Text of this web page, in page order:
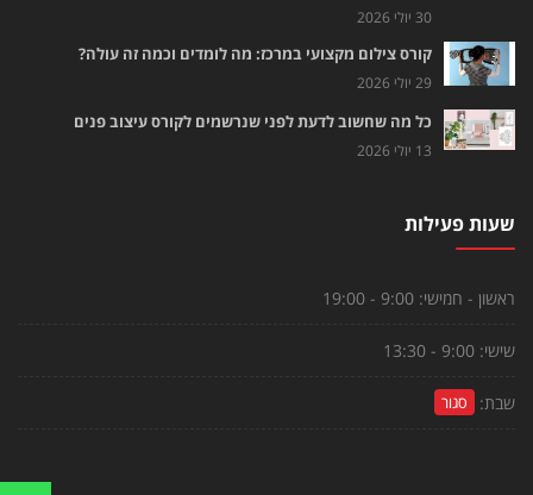
30 יולי 2026
קורס צילום מקצועי במרכז: מה לומדים וכמה זה עולה?
29 יולי 2026
כל מה שחשוב לדעת לפני שנרשמים לקורס עיצוב פנים
13 יולי 2026
שעות פעילות
ראשון - חמישי: 9:00 - 19:00
שישי: 9:00 - 13:30
שבת: סגור